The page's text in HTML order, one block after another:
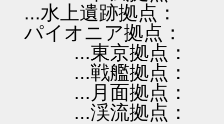
...水上遺跡拠点：
パイオニア拠点：
...東京拠点：
...戦艦拠点：
...月面拠点：
...渓流拠点：